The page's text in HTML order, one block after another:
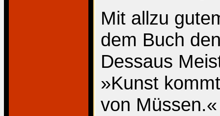
Mit allzu
dem Buch
Dessaus
»Kunst
von Müssen.«